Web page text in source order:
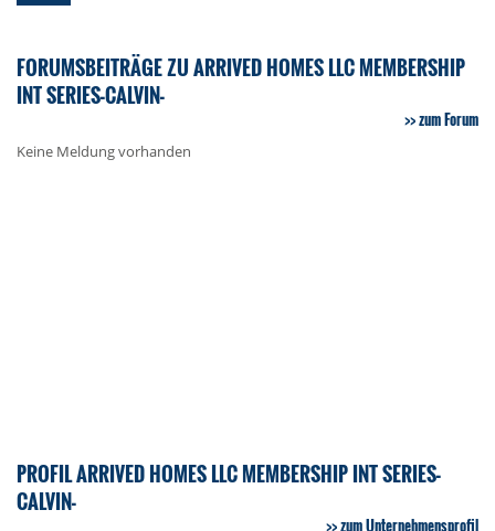
FORUMSBEITRÄGE ZU ARRIVED HOMES LLC MEMBERSHIP
INT SERIES-CALVIN-
zum Forum
Keine Meldung vorhanden
PROFIL ARRIVED HOMES LLC MEMBERSHIP INT SERIES-
CALVIN-
zum Unternehmensprofil